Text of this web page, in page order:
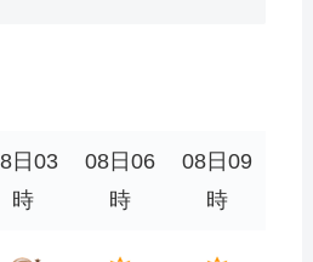
日03
時
08日06
時
08日09
時